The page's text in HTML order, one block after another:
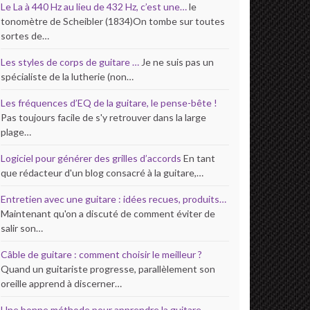
Le La à 440 Hz au lieu de 432 Hz, c’est une…le
tonomètre de Scheibler (1834)On tombe sur toutes
sortes de…
Les styles de corps de guitare … Je ne suis pas un
spécialiste de la lutherie (non…
Les fréquences d’EQ de la guitare, le pense-bête !
Pas toujours facile de s'y retrouver dans la large
plage…
Logiciel pour générer des grilles d’accords En tant
que rédacteur d'un blog consacré à la guitare,…
Entretien avec une guitare : idées recues, produits…
Maintenant qu'on a discuté de comment éviter de
salir son…
Câble de guitare : comment choisir le meilleur ?
Quand un guitariste progresse, parallèlement son
oreille apprend à discerner…